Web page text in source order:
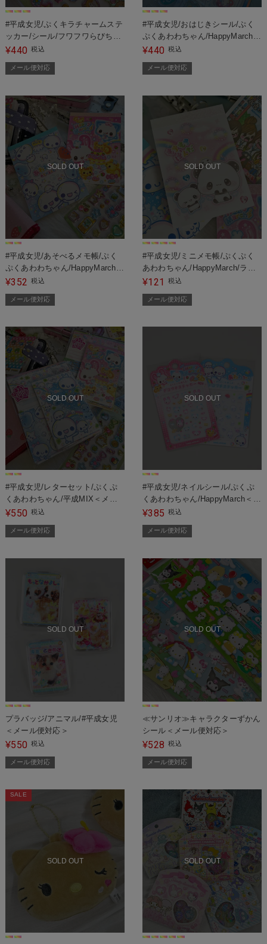
#平成女児/ぷくキラチャームステ
ッカー/シール/フワフワらびちゃ
ん/まじかるみゅーちゃん/はむち
ゃんずわーるど＜メール便対応＞
¥440 税込
メール便対応
#平成女児/おはじきシール/ぷく
ぷくあわわちゃん/HappyMarch/
もちもちぱんだ＜メール便対応＞
¥440 税込
メール便対応
SOLD OUT
#平成女児/あそべるメモ帳/ぷく
ぷくあわわちゃん/HappyMarch＜
メール便対応＞
¥352 税込
メール便対応
SOLD OUT
#平成女児/ミニメモ帳/ぷくぷく
あわわちゃん/HappyMarch/ラブ
友＜メール便対応＞
¥121 税込
メール便対応
SOLD OUT
#平成女児/レターセット/ぷくぷ
くあわわちゃん/平成MIX＜メー
ル便対応＞
¥550 税込
メール便対応
SOLD OUT
#平成女児/ネイルシール/ぷくぷ
くあわわちゃん/HappyMarch＜メ
ール便対応＞
¥385 税込
メール便対応
SOLD OUT
プラバッジ/アニマル/#平成女児
＜メール便対応＞
¥550 税込
メール便対応
SOLD OUT
≪サンリオ≫キャラクターずかん
シール＜メール便対応＞
¥528 税込
メール便対応
SOLD OUT
SALE
SOLD OUT